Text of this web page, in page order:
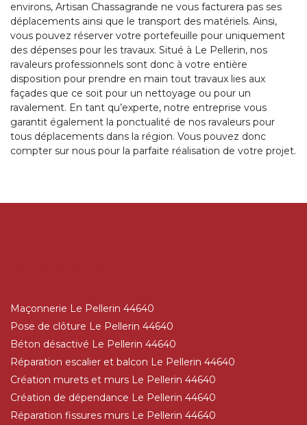
environs, Artisan Chassagrande ne vous facturera pas ses
déplacements ainsi que le transport des matériels. Ainsi,
vous pouvez réserver votre portefeuille pour uniquement
des dépenses pour les travaux. Situé à Le Pellerin, nos
ravaleurs professionnels sont donc à votre entière
disposition pour prendre en main tout travaux lies aux
façades que ce soit pour un nettoyage ou pour un
ravalement. En tant qu’experte, notre entreprise vous
garantit également la ponctualité de nos ravaleurs pour
tous déplacements dans la région. Vous pouvez donc
compter sur nous pour la parfaite réalisation de votre projet.
Maçonnerie Le Pellerin 44640
Pose de clôture Le Pellerin 44640
Béton désactivé Le Pellerin 44640
Réparation escalier et balcon Le Pellerin 44640
Création murets et murs Le Pellerin 44640
Création de dépendance Le Pellerin 44640
Réparation fissures murs Le Pellerin 44640